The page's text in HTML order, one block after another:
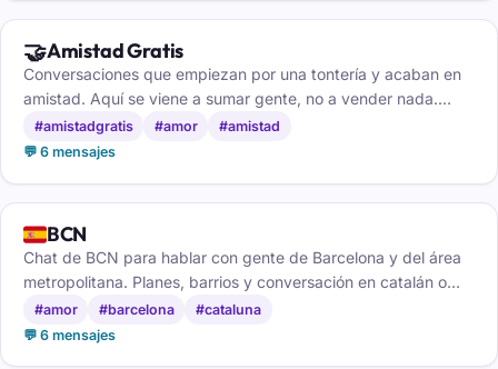
🤝Amistad Gratis
Conversaciones que empiezan por una tontería y acaban en
amistad. Aquí se viene a sumar gente, no a vender nada.
Entra y comprueba el ambiente.
#amistadgratis #amor
#amistad
💬 6 mensajes
🇪🇸BCN
Chat de BCN para hablar con gente de Barcelona y del área
metropolitana. Planes, barrios y conversación en catalán o
castellano, gratis y sin registro.
#amor #barcelona
#cataluna
💬 6 mensajes